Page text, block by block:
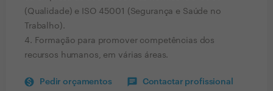
(Qualidade) e ISO 45001 (Segurança e Saúde no
Trabalho).
4. Formação para promover competências dos
recursos humanos, em várias áreas.
Pedir orçamentos Contactar profissional